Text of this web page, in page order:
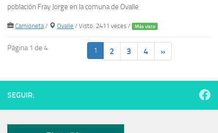
población Fray Jorge en la comuna de Ovalle
Camioneta / Ovalle / Visto: 2411 veces / Más visto
Página 1 de 4 1 2 3 4 »
SEGUIR: